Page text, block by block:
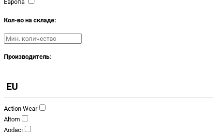
Европа
Кол-во на складе:
Производитель:
EU
Action Wear
Altom
Aodaci